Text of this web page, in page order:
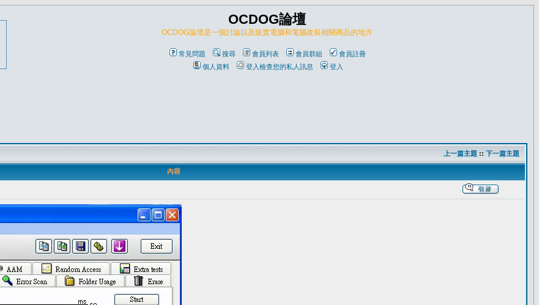
OCDOG論壇
OCDOG論壇是一個討論以及販賣電腦和電腦改裝相關商品的地方
常見問題 搜尋 會員列表 會員群組
會員註冊
個人資料
登入檢查您的私人訊息 登入
上一篇主題 :: 下一篇主題
內容